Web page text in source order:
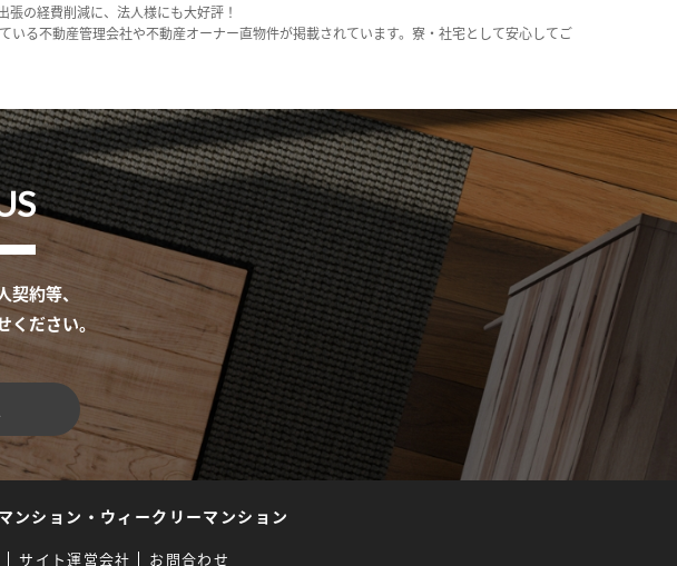
の経費削減に、法人様にも大好評！
る不動産管理会社や不動産オーナー直物件が掲載されています。寮・社宅として安心してご
約等、
ださい。
ンション・ウィークリーマンション
サイト運営会社 お問合わせ